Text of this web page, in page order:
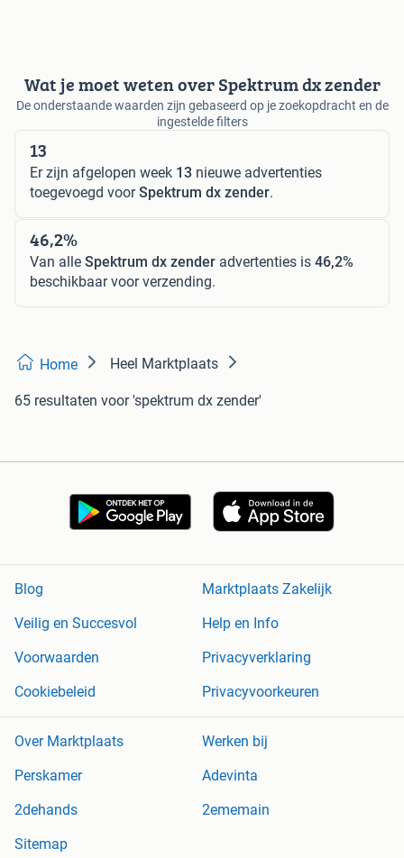
Wat je moet weten over Spektrum dx zender
De onderstaande waarden zijn gebaseerd op je zoekopdracht en de
ingestelde filters
13
Er zijn afgelopen week 13 nieuwe advertenties
toegevoegd voorSpektrum dx zender.
46,2%
Van alle Spektrum dx zender advertenties is 46,2%
beschikbaar voor verzending.
Home Heel Marktplaats
65 resultaten voor 'spektrum dx zender'
Blog
Marktplaats Zakelijk
Veilig en Succesvol
Help en Info
Voorwaarden
Privacyverklaring
Cookiebeleid
Privacyvoorkeuren
Over Marktplaats
Werken bij
Perskamer
Adevinta
2dehands
2ememain
Sitemap